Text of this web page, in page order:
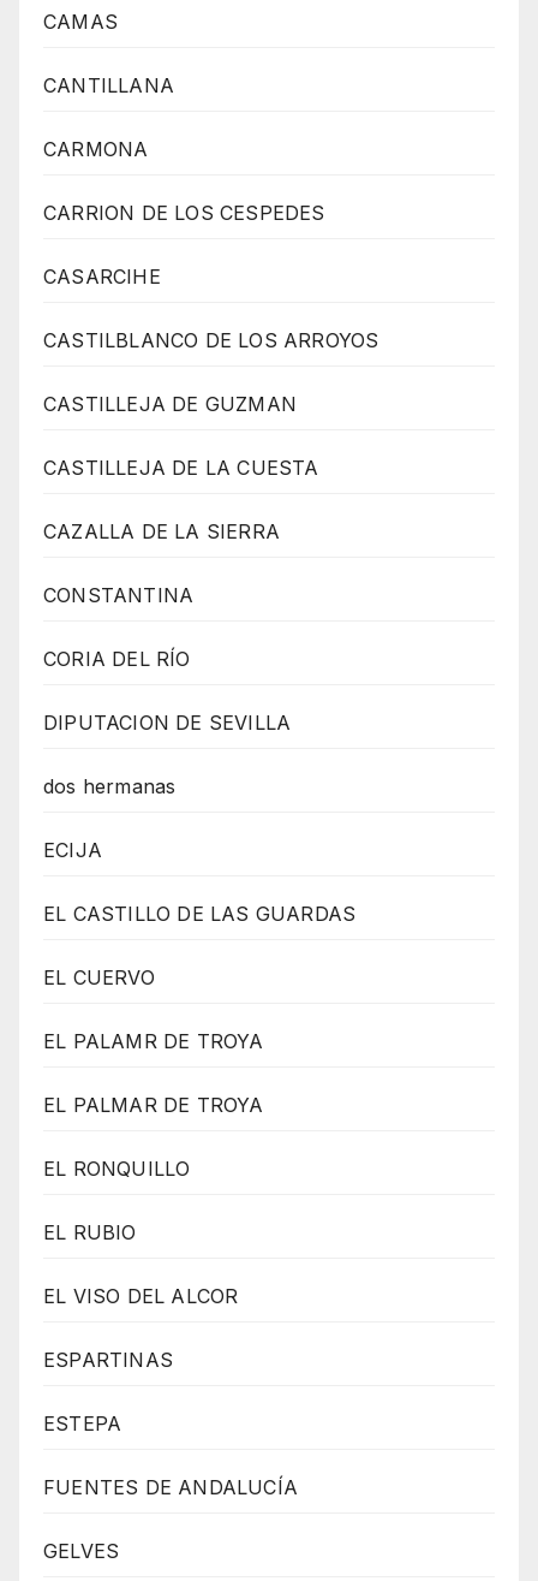
CAMAS
CANTILLANA
CARMONA
CARRION DE LOS CESPEDES
CASARCIHE
CASTILBLANCO DE LOS ARROYOS
CASTILLEJA DE GUZMAN
CASTILLEJA DE LA CUESTA
CAZALLA DE LA SIERRA
CONSTANTINA
CORIA DEL RÍO
DIPUTACION DE SEVILLA
dos hermanas
ECIJA
EL CASTILLO DE LAS GUARDAS
EL CUERVO
EL PALAMR DE TROYA
EL PALMAR DE TROYA
EL RONQUILLO
EL RUBIO
EL VISO DEL ALCOR
ESPARTINAS
ESTEPA
FUENTES DE ANDALUCÍA
GELVES